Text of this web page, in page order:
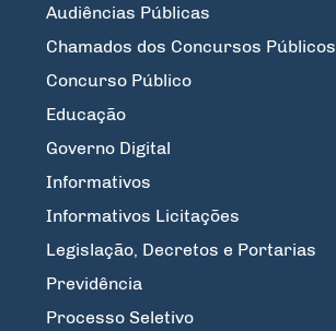
Audiências Públicas
Chamados dos Concursos Públicos
Concurso Público
Educação
Governo Digital
Informativos
Informativos Licitações
Legislação, Decretos e Portarias
Previdência
Processo Seletivo